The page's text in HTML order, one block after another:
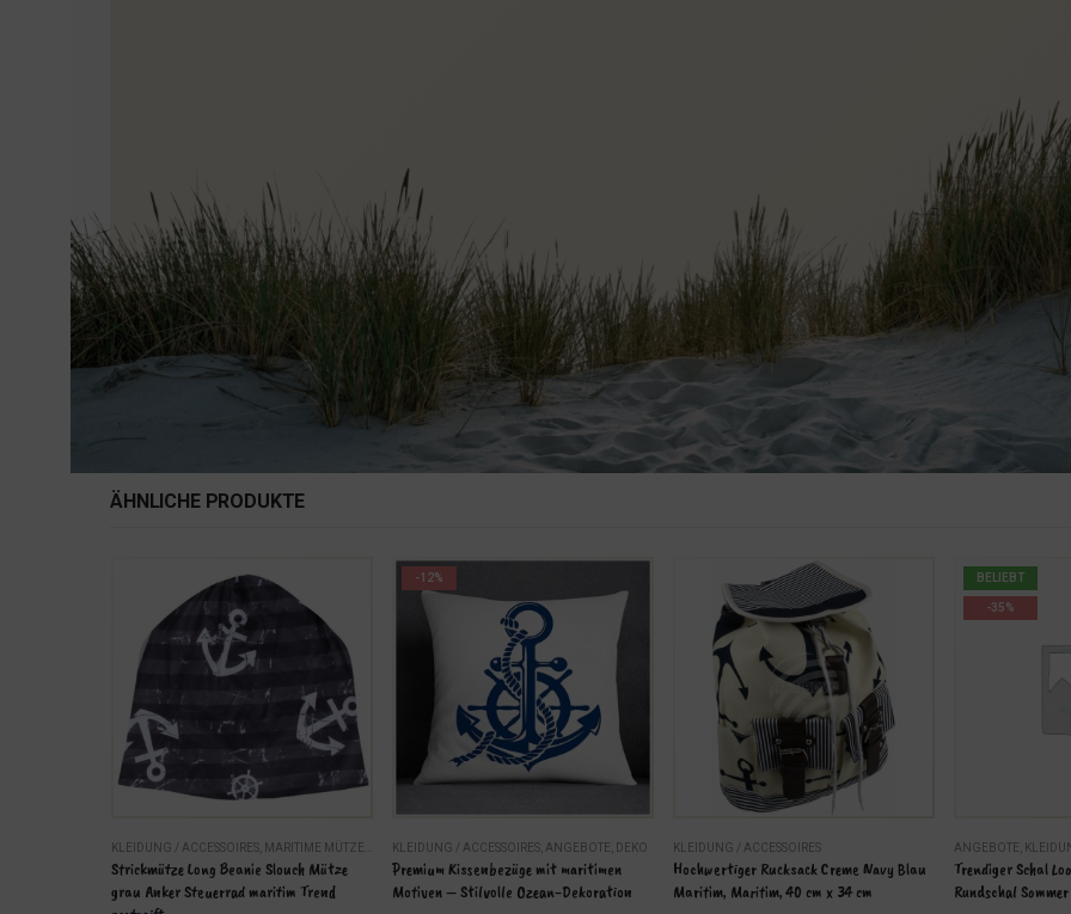
ÄHNLICHE PRODUKTE
KLEIDUNG / ACCESSOIRES, MARITIME MÜTZEN, BEANIES
Strickmütze Long Beanie Slouch Mütze
grau Anker Steuerrad maritim Trend
-12%
KLEIDUNG / ACCESSOIRES, ANGEBOTE DEKO
Premium Kissenbezüge mit maritimen
Motiven – Stilvolle Ozean-Dekoration
KLEIDUNG / ACCESSOIRES
Hochwertiger Rucksack Creme Navy Blau
Maritim, Maritim, 40 cm x 34 cm
BELIEBT
-35%
ANGEBOTE
Trendiger Schal
Rundschal